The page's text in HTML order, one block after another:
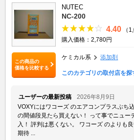
この商品の
価格を比較する
NUTEC
NC-200
4.40
（
購入価格：2,780円
ケミカル系 添加剤
このカテゴリの取付店を探
ユーザーの最新投稿
2026年8月9日
VOXYにはワコーズ のエアコンプラスぶち
の間値段見たら買えない！ って事でニュー
入！ 評判は悪くない。 ワコーズ のよりも
期待 ...